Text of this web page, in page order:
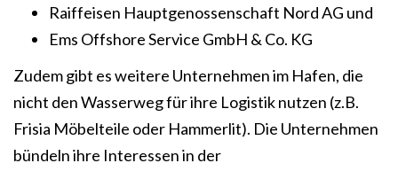
Raiffeisen Hauptgenossenschaft Nord AG und
Ems Offshore Service GmbH & Co. KG
Zudem gibt es weitere Unternehmen im Hafen, die
nicht den Wasserweg für ihre Logistik nutzen (z.B.
Frisia Möbelteile oder Hammerlit). Die Unternehmen
bündeln ihre Interessen in der